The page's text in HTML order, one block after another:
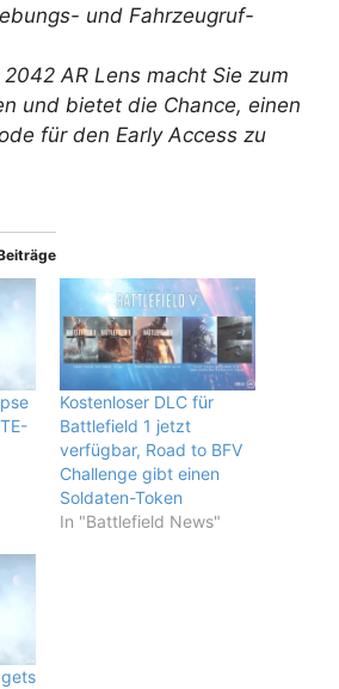
und Fahrzeugruf-
AR Lens macht Sie zum
und bietet die Chance, einen
für den Early Access zu
Kostenloser DLC für
Battlefield 1 jetzt
verfügbar, Road to BFV
Challenge gibt einen
Soldaten-Token
In "Battlefield News"